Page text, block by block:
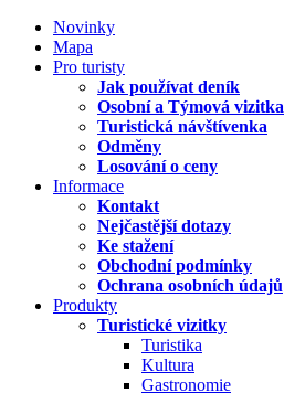
Novinky
Mapa
Pro turisty
Jak používat deník
Osobní a Týmová vizitka
Turistická návštívenka
Odměny
Losování o ceny
Informace
Kontakt
Nejčastější dotazy
Ke stažení
Obchodní podmínky
Ochrana osobních údajů
Produkty
Turistické vizitky
Turistika
Kultura
Gastronomie